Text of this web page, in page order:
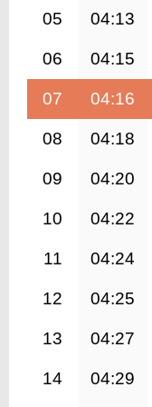
05 04:13
06 04:15
07 04:16
08 04:18
09 04:20
10 04:22
11 04:24
12 04:25
13 04:27
14 04:29